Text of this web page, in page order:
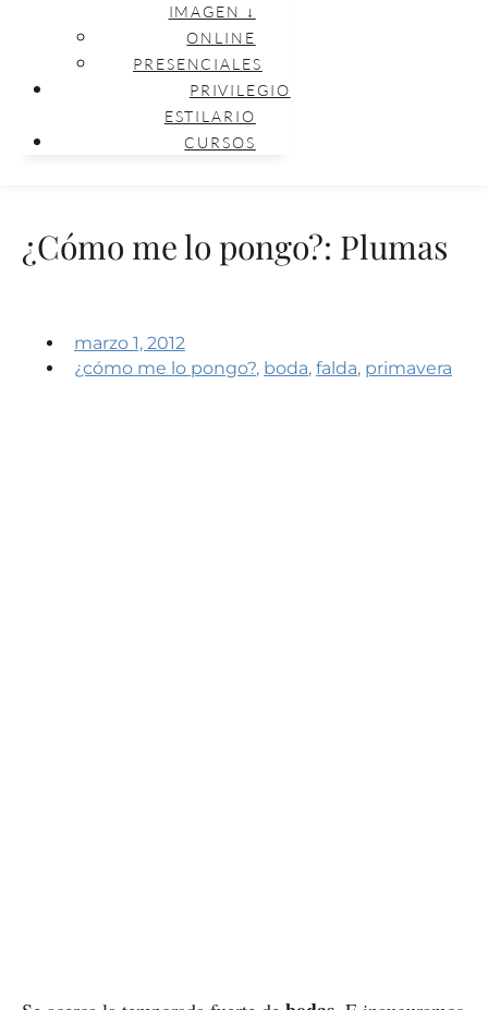
IMAGEN ↓
ONLINE
PRESENCIALES
PRIVILEGIO
ESTILARIO
CURSOS
¿Cómo me lo pongo?: Plumas
marzo 1, 2012
¿cómo me lo pongo?, boda, falda, primavera